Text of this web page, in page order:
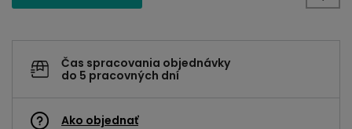
Čas spracovania objednávky
do 5 pracovných dní
Ako objednať